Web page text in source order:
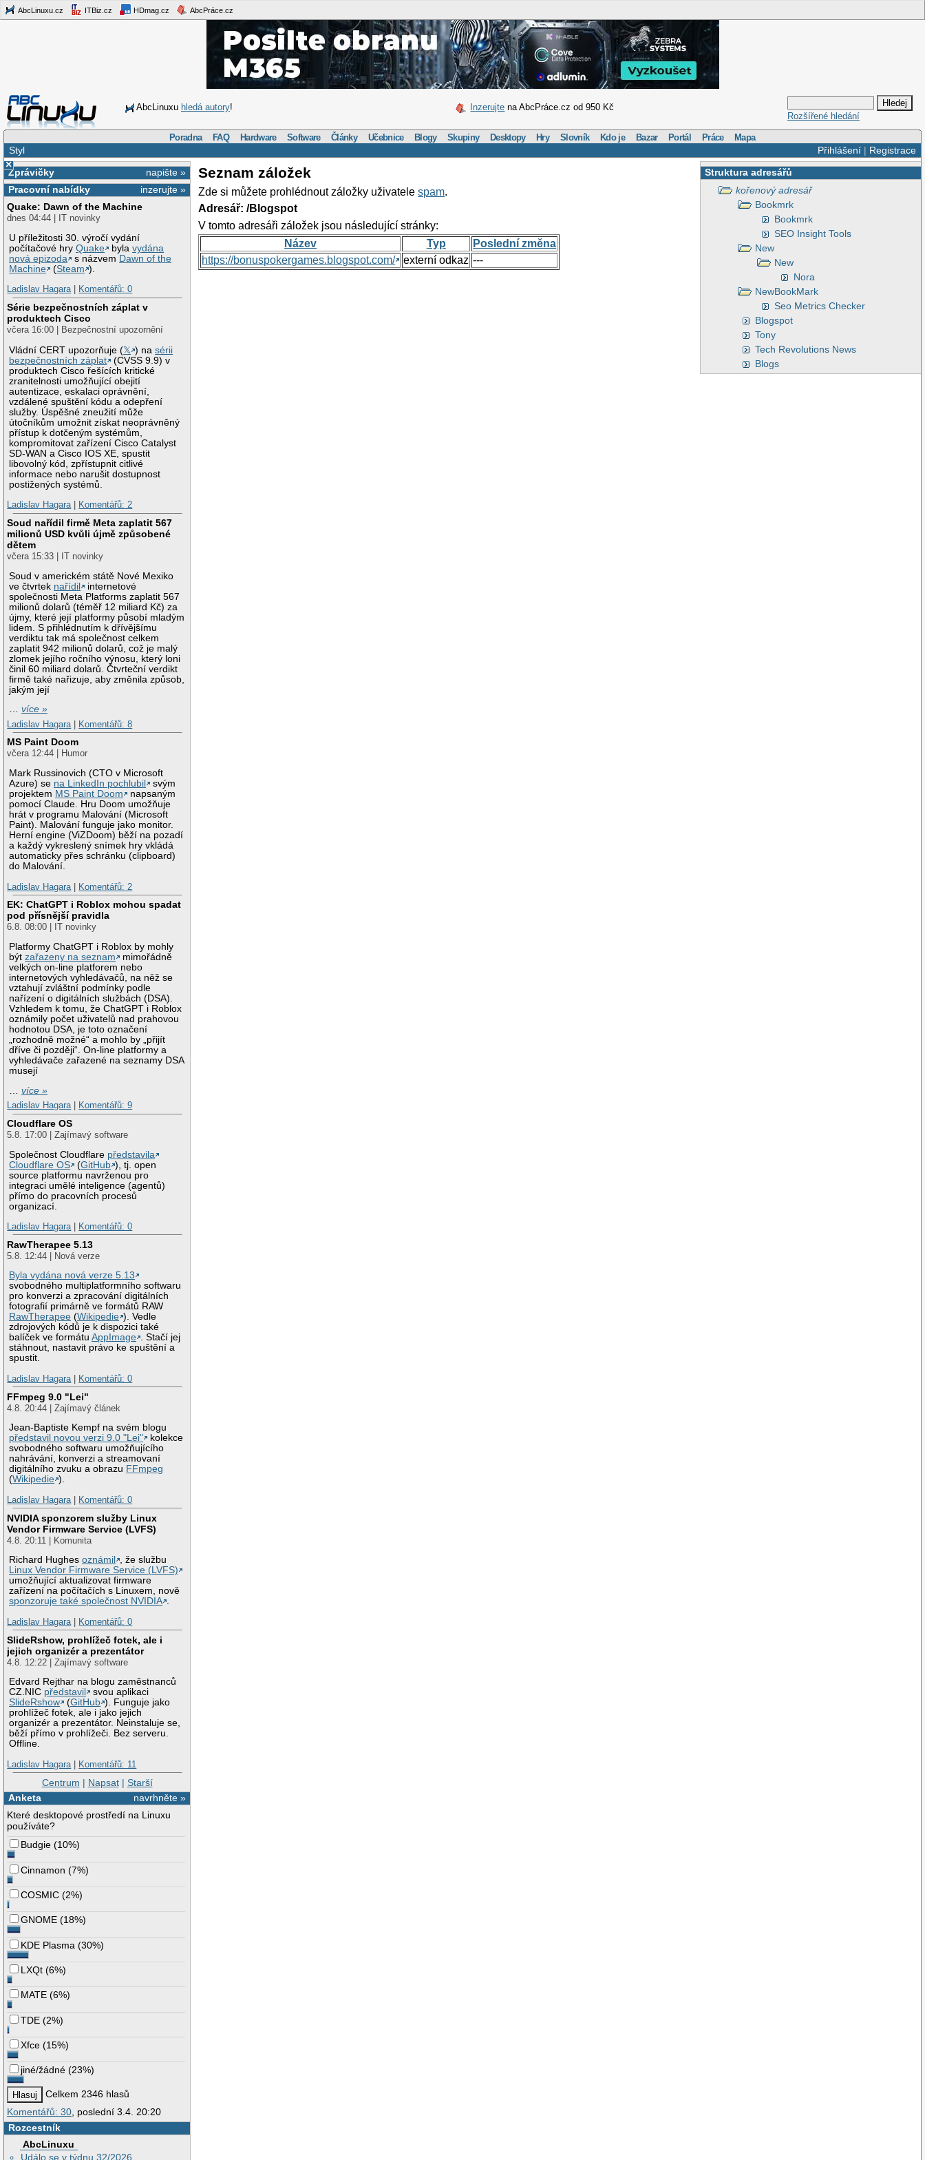
AbcLinuxu.cz ITBiz.cz HDmag.cz AbcPráce.cz
AbcLinuxu hledá autory! Inzerujte na AbcPráce.cz od 950 Kč
Rozšířené hledání
Poradna FAQ Hardware Software Články Učebnice Blogy Skupiny Desktopy Hry Slovník Kdo je Bazar Portál Práce Mapa
Přihlášení| Registrace
Styl
×
napište »
Zprávičky
inzerujte »
Pracovní nabídky
Quake: Dawn of the Machine
dnes 04:44 | IT novinky
U příležitosti 30. výročí vydání
počítačové hryQuake bylavydána
nová epizoda
s názvem Dawn of the
Machine
(Steam ).
Ladislav Hagara| Komentářů: 0
Série bezpečnostních záplat v
produktech Cisco
včera 16:00 | Bezpečnostní upozornění
Vládní CERT upozorňuje (𝕏 ) nasérii
bezpečnostních záplat
(CVSS 9.9) v
produktech Cisco řešících kritické
zranitelnosti umožňující obejití
autentizace, eskalaci oprávnění,
vzdálené spuštění kódu a odepření
služby. Úspěšné zneužití může
útočníkům umožnit získat neoprávněný
přístup k dotčeným systémům,
kompromitovat zařízení Cisco Catalyst
SD-WAN a Cisco IOS XE, spustit
libovolný kód, zpřístupnit citlivé
informace nebo narušit dostupnost
postižených systémů.
Ladislav Hagara| Komentářů: 2
Soud nařídil firmě Meta zaplatit 567
milionů USD kvůli újmě způsobené
dětem
včera 15:33 | IT novinky
Soud v americkém státě Nové Mexiko
ve čtvrtek nařídil
internetové
společnosti Meta Platforms zaplatit 567
milionů dolarů (téměř 12 miliard Kč) za
újmy, které její platformy působí mladým
lidem. S přihlédnutím k dřívějšímu
verdiktu tak má společnost celkem
zaplatit 942 milionů dolarů, což je malý
zlomek jejího ročního výnosu, který loni
činil 60 miliard dolarů. Čtvrteční verdikt
firmě také nařizuje, aby změnila způsob,
jakým její
…více »
Ladislav Hagara
Komentářů: 8
MS Paint Doom
včera 12:44 | Humor
Mark Russinovich (CTO v Microsoft
Azure) se na LinkedIn pochlubil
svým
projektem MS Paint Doom
napsaným
pomocí Claude. Hru Doom umožňuje
hrát v programu Malování (Microsoft
Paint). Malování funguje jako monitor.
Herní engine (ViZDoom) běží na pozadí
a každý vykreslený snímek hry vkládá
automaticky přes schránku (clipboard)
do Malování.
Ladislav Hagara
Komentářů: 2
EK: ChatGPT i Roblox mohou spadat
pod přísnější pravidla
6.8. 08:00 | IT novinky
Platformy ChatGPT i Roblox by mohly
býtzařazeny na seznam
mimořádně
velkých on-line platforem nebo
internetových vyhledávačů, na něž se
vztahují zvláštní podmínky podle
nařízení o digitálních službách (DSA).
Vzhledem k tomu, že ChatGPT i Roblox
oznámily počet uživatelů nad prahovou
hodnotou DSA, je toto označení
„rozhodně možné“ a mohlo by „přijít
dříve či později“. On-line platformy a
vyhledávače zařazené na seznamy DSA
musejí
…více »
Ladislav Hagara| Komentářů: 9
Cloudflare OS
5.8. 17:00 | Zajímavý software
Společnost Cloudflare představila
Cloudflare OS
(GitHub ), tj. open
source platformu navrženou pro
integraci umělé inteligence (agentů)
přímo do pracovních procesů
organizací.
Ladislav Hagara| Komentářů: 0
RawTherapee 5.13
5.8. 12:44 | Nová verze
Byla vydána nová verze 5.13
svobodného multiplatformního softwaru
pro konverzi a zpracování digitálních
fotografií primárně ve formátů RAW
RawTherapee (Wikipedie ). Vedle
zdrojových kódů je k dispozici také
balíček ve formátuAppImage . Stačí jej
stáhnout, nastavit právo ke spuštění a
spustit.
Ladislav Hagara| Komentářů: 0
FFmpeg 9.0 "Lei"
4.8. 20:44 | Zajímavý článek
Jean-Baptiste Kempf na svém blogu
představil novou verzi 9.0 "Lei"
kolekce
svobodného softwaru umožňujícího
nahrávání, konverzi a streamovaní
digitálního zvuku a obrazu FFmpeg
(Wikipedie ).
Ladislav Hagara| Komentářů: 0
NVIDIA sponzorem služby Linux
Vendor Firmware Service (LVFS)
4.8. 20:11 | Komunita
Richard Hughesoznámil
, že službu
Linux Vendor Firmware Service (LVFS)
umožňující aktualizovat firmware
zařízení na počítačích s Linuxem, nově
sponzoruje také společnost NVIDIA .
Ladislav Hagara| Komentářů: 0
SlideRshow, prohlížeč fotek, ale i
jejich organizér a prezentátor
4.8. 12:22 | Zajímavý software
Edvard Rejthar na blogu zaměstnanců
CZ.NIC představil
svou aplikaci
SlideRshow
(GitHub ). Funguje jako
prohlížeč fotek, ale i jako jejich
organizér a prezentátor. Neinstaluje se,
běží přímo v prohlížeči. Bez serveru.
Offline.
Ladislav Hagara| Komentářů: 11
Centrum | Napsat| Starší
navrhněte »
Anketa
Které desktopové prostředí na Linuxu
používáte?
Budgie (10%)
Cinnamon (7%)
COSMIC (2%)
GNOME (18%)
KDE Plasma (30%)
LXQt (6%)
MATE (6%)
TDE (2%)
Xfce (15%)
jiné/žádné (23%)
Celkem 2346 hlasů
Komentářů: 30 , poslední 3.4. 20:20
Rozcestník
AbcLinuxu
Událo se v týdnu 32/2026
Struktura adresářů
kořenový adresář
Bookmrk
Bookmrk
SEO Insight Tools
New
New
Nora
NewBookMark
Seo Metrics Checker
Blogspot
Tony
Tech Revolutions News
Blogs
Seznam záložek
Zde si můžete prohlédnout záložky uživatelespam.
Adresář: /Blogspot
V tomto adresáři záložek jsou následující stránky:
Název
Typ
Poslední změna
https://bonuspokergames.blogspot.com/
externí odkaz ---